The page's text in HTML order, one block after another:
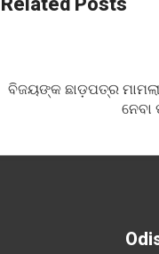
ବିଜୟଙ୍କ ଛାଡ଼ପତ୍ର
ନେବା